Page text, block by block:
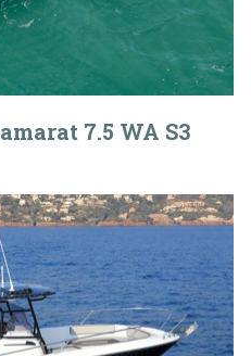
7.5 WA S3